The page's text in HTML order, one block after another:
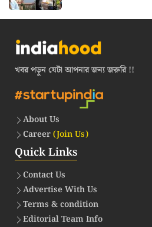
খবর পড়ুন যেটা আপনার জন্য জরুরি !!
About Us
Career(Join Us)
Quick Links
Contact Us
Advertise With Us
Terms & condition
Editorial Team Info